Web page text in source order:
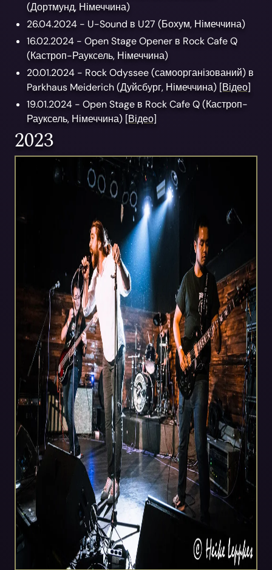
(Дортмунд, Німеччина)
26.04.2024 - U-Sound в U27 (Бохум, Німеччина)
16.02.2024 - Open Stage Opener в Rock Cafe Q
(Кастроп-Рауксель, Німеччина)
20.01.2024 - Rock Odyssee(самоорганізований) в
Parkhaus Meiderich(Дуйсбург, Німеччина) [Відео]
19.01.2024 - Open Stage в Rock Cafe Q(Кастроп-
Рауксель, Німеччина) [Відео]
2023